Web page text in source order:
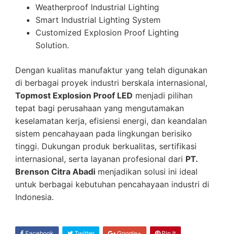
Weatherproof Industrial Lighting
Smart Industrial Lighting System
Customized Explosion Proof Lighting
Solution.
Dengan kualitas manufaktur yang telah digunakan
di berbagai proyek industri berskala internasional,
Topmost Explosion Proof LED menjadi pilihan
tepat bagi perusahaan yang mengutamakan
keselamatan kerja, efisiensi energi, dan keandalan
sistem pencahayaan pada lingkungan berisiko
tinggi. Dukungan produk berkualitas, sertifikasi
internasional, serta layanan profesional dari PT.
Brenson Citra Abadi menjadikan solusi ini ideal
untuk berbagai kebutuhan pencahayaan industri di
Indonesia.